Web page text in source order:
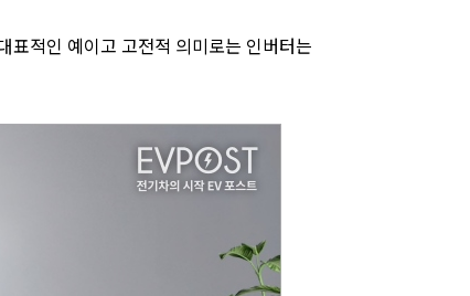
표적인 예이고 고전적 의미로는 인버터는